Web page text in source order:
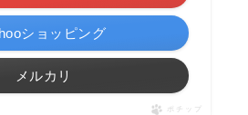
ショッピング
メルカリ
ポチップ